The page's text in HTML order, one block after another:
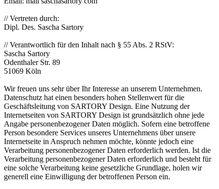
// Vertreten durch:
Dipl. Des. Sascha Sartory
// Verantwortlich für den Inhalt nach § 55 Abs. 2 RStV:
Sascha Sartory
Odenthaler Str. 89
51069 Köln
Wir freuen uns sehr über Ihr Interesse an unserem Unternehmen.
Datenschutz hat einen besonders hohen Stellenwert für die
Geschäftsleitung von SARTORY Design. Eine Nutzung der
Internetseiten von SARTORY Design ist grundsätzlich ohne jede
Angabe personenbezogener Daten möglich. Sofern eine betroffene
Person besondere Services unseres Unternehmens über unsere
Internetseite in Anspruch nehmen möchte, könnte jedoch eine
Verarbeitung personenbezogener Daten erforderlich werden. Ist die
Verarbeitung personenbezogener Daten erforderlich und besteht für
eine solche Verarbeitung keine gesetzliche Grundlage, holen wir
generell eine Einwilligung der betroffenen Person ein.